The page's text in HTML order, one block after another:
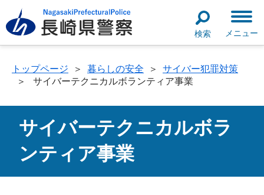
検索 メニュー
トップページ ＞ 暮らしの安全 ＞
サイバー犯罪対策
＞
サイバーテクニカルボランティア事業
サイバーテクニカルボラ
ンティア事業